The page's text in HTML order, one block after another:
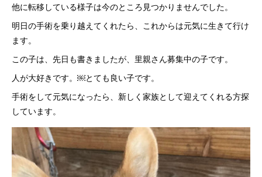
他に転移している様子は今のところ見つかりませんでした。
明日の手術を乗り越えてくれたら、これからは元気に生きて行け
ます。
この子は、先日も書きましたが、里親さん募集中の子です。
人が大好きです。￼とても良い子です。
手術をして元気になったら、新しく家族として迎えてくれる方探
しています。